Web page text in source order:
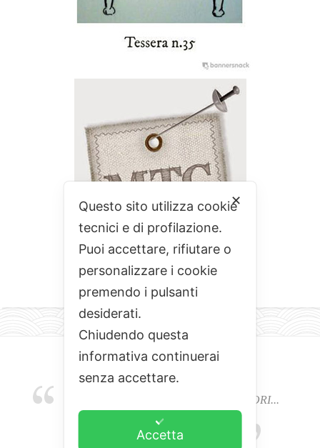
EMOZIONI, COLORI, ODORI E SAPORI...
L'ALCHIMIA DEL BUON CIBO
✕
Questo sito utilizza cookie
tecnici e di profilazione.
Puoi accettare, rifiutare o
personalizzare i cookie
premendo i pulsanti
desiderati.
Chiudendo questa
informativa continuerai
senza accettare.
Accetta